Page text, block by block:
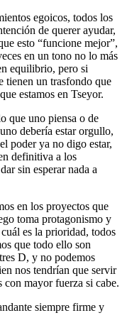
egoicos, todos los
de querer ayudar,
esto “funcione mejor”,
en un tono no lo más
equilibrio, pero si
tienen un trasfondo que
estamos en Tseyor.
que uno piensa o de
debería estar orgullo,
poder ya no digo estar,
definitiva a los
sin esperar nada a
en los proyectos que
toma protagonismo y
es la prioridad, todos
que todo ello son
D, y no podemos
nos tendrían que servir
con mayor fuerza si cabe.
siempre firme y